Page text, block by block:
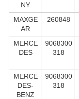
NY
MAXGE
AR
260848
MERCE
DES
9068300
318
MERCE
DES-
BENZ
9068300
318